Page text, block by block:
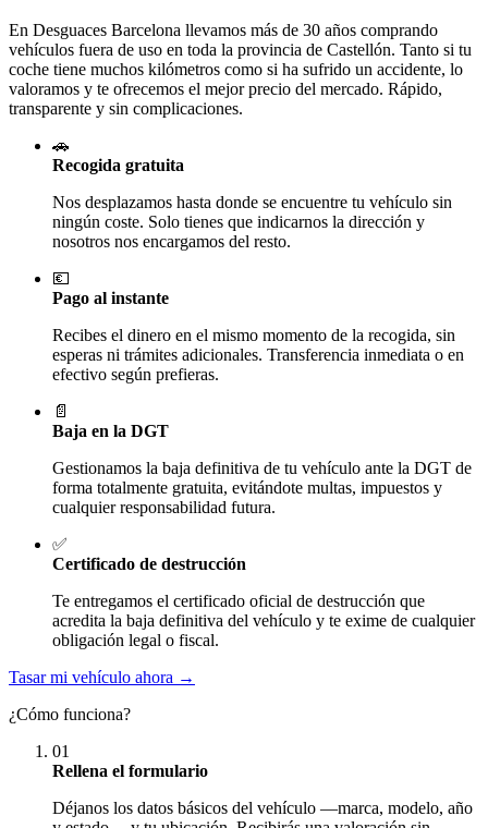
En Desguaces Barcelona llevamos más de 30 años comprando
vehículos fuera de uso en toda la provincia de Castellón. Tanto si tu
coche tiene muchos kilómetros como si ha sufrido un accidente, lo
valoramos y te ofrecemos el mejor precio del mercado. Rápido,
transparente y sin complicaciones.
🚗
Recogida gratuita
Nos desplazamos hasta donde se encuentre tu vehículo sin
ningún coste. Solo tienes que indicarnos la dirección y
nosotros nos encargamos del resto.
💶
Pago al instante
Recibes el dinero en el mismo momento de la recogida, sin
esperas ni trámites adicionales. Transferencia inmediata o en
efectivo según prefieras.
📄
Baja en la DGT
Gestionamos la baja definitiva de tu vehículo ante la DGT de
forma totalmente gratuita, evitándote multas, impuestos y
cualquier responsabilidad futura.
✅
Certificado de destrucción
Te entregamos el certificado oficial de destrucción que
acredita la baja definitiva del vehículo y te exime de cualquier
obligación legal o fiscal.
Tasar mi vehículo ahora →
¿Cómo funciona?
01
Rellena el formulario
Déjanos los datos básicos del vehículo —marca, modelo, año